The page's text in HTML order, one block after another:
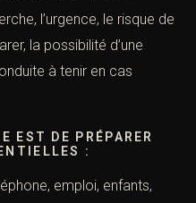
un avocat
le service
l’urgence, le risque
à tenir en cas